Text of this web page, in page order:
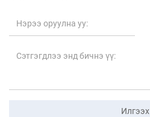
Илгээх